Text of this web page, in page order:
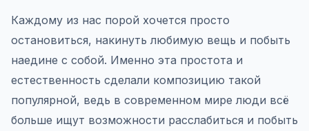
Каждому из нас порой хочется просто
остановиться, накинуть любимую вещь и побыть
наедине с собой. Именно эта простота и
естественность сделали композицию такой
популярной, ведь в современном мире люди всё
больше ищут возможности расслабиться и побыть